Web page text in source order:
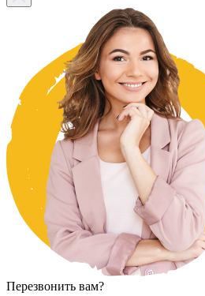
Перезвонить вам?